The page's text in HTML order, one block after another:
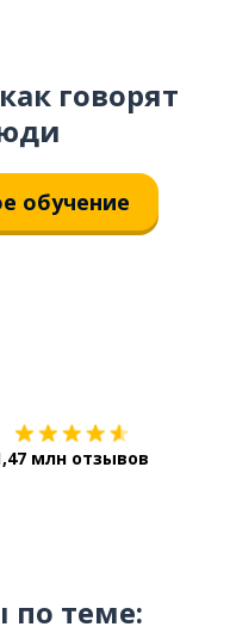
говорят
обучение
млн отзывов
по теме: